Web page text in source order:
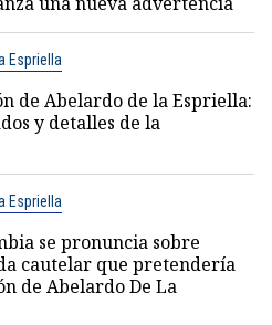
Espriella
de Abelardo de la Espriella:
y detalles de la
Espriella
se pronuncia sobre
cautelar que pretendería
de Abelardo De La